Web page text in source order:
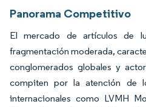
Panorama Competitivo
El mercado de artículos de
fragmentación moderada,
conglomerados globales y
compiten por la atención de
internacionales como LVMH